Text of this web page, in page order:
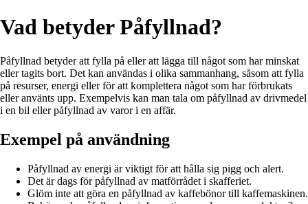
Vad betyder Påfyllnad?
Påfyllnad betyder att fylla på eller att lägga till något som har minskat
eller tagits bort. Det kan användas i olika sammanhang, såsom att fylla
på resurser, energi eller för att komplettera något som har förbrukats
eller använts upp. Exempelvis kan man tala om påfyllnad av drivmedel
i en bil eller påfyllnad av varor i en affär.
Exempel på användning
Påfyllnad av energi är viktigt för att hålla sig pigg och alert.
Det är dags för påfyllnad av matförrådet i skafferiet.
Glöm inte att göra en påfyllnad av kaffebönor till kaffemaskinen.